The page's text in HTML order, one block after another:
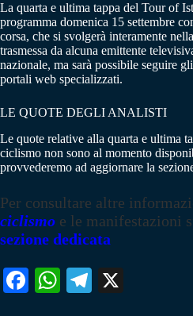
La quarta e ultima tappa del Tour of
programma domenica 15 settembre
corsa, che si svolgerà interamente
trasmessa da alcuna emittente
nazionale, ma sarà possibile seguire
portali web specializzati.
LE QUOTE DEGLI ANALISTI
Le quote relative alla quarta e ultima
ciclismo non sono al momento
provvederemo ad aggiornare la
Per consultare altre
ciclismo e le manifestazioni
sezione dedicata
Fa W
Te